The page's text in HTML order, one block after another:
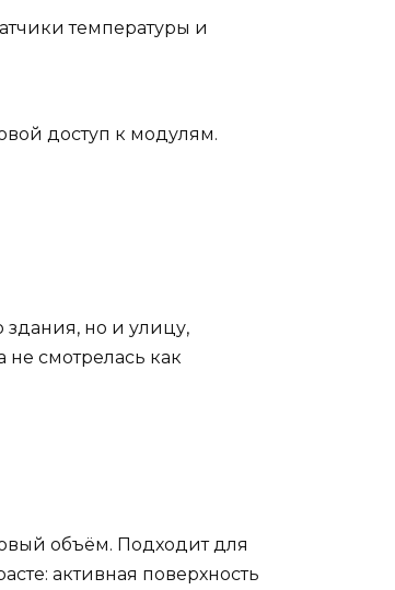
температуры и
доступ к модулям.
здания, но и улицу,
не смотрелась как
объём. Подходит для
активная поверхность